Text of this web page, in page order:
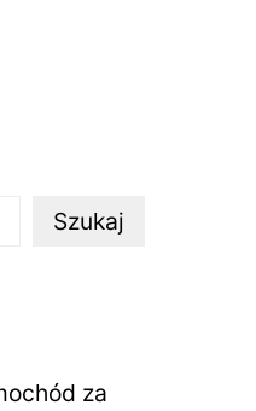
Szukaj
za